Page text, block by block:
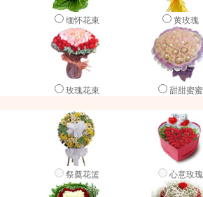
缅怀花束 黄玫瑰
玫瑰花束
甜甜蜜蜜
祭奠花篮 心意玫瑰